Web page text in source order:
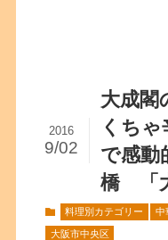
大成閣
くち
で感
橋 「
2016
9/02
料理別カテゴリー 中
大阪市中央区